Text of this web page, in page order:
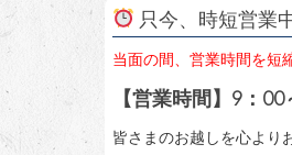
只今、時短営業
当面の間、営業時間を短
【営業時間】9：
皆さまのお越しを心より